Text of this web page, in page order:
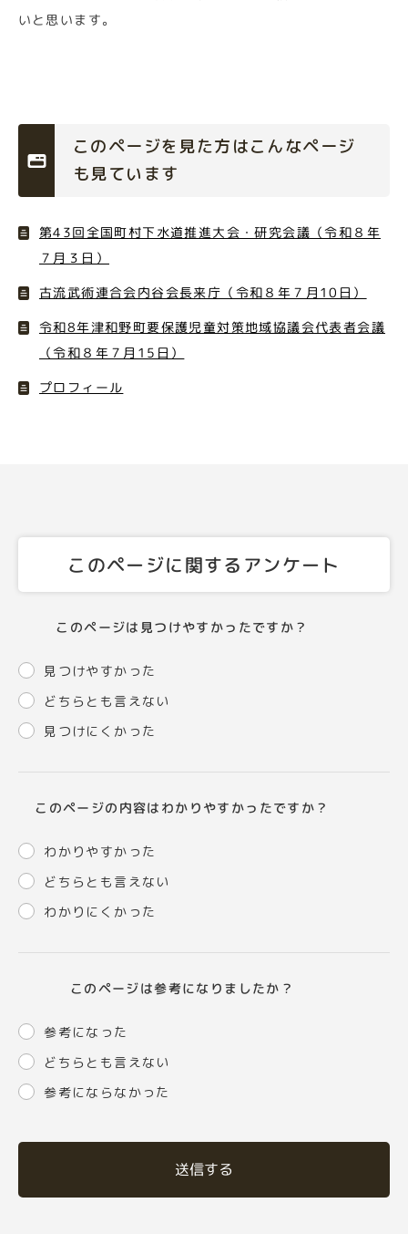
いと思います。
このページを見た方はこんなページ
も見ています
第43回全国町村下水道推進大会・研究会議（令和８年
７月３日）
古流武術連合会内谷会長来庁（令和８年７月10日）
令和8年津和野町要保護児童対策地域協議会代表者会議
（令和８年７月15日）
プロフィール
このページに関するアンケート
このページは見つけやすかったですか？
見つけやすかった
どちらとも言えない
見つけにくかった
このページの内容はわかりやすかったですか？
わかりやすかった
どちらとも言えない
わかりにくかった
このページは参考になりましたか？
参考になった
どちらとも言えない
参考にならなかった
送信する